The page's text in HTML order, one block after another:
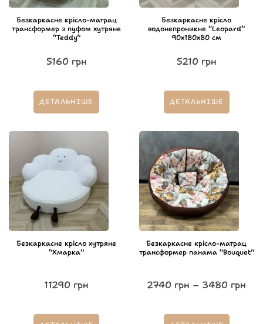
Безкаркасне крісло-матрац
трансформер з пуфом хутряне
“Teddy”
5160 грн
ДЕТАЛЬНІШЕ
Безкаркасне крісло
водонепроникне “Leopard”
90х180х80 см
5210 грн
ДЕТАЛЬНІШЕ
Безкаркасне крісло хутряне
“Хмарка”
11290 грн
Безкаркасне крісло-матрац
трансформер панама “Bouquet”
2740 грн – 3480 грн